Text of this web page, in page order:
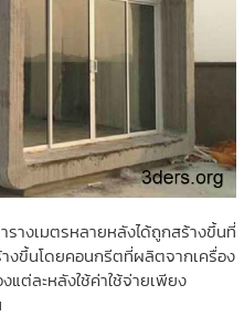
างเมตรหลายหลังได้ถูกสร้างขึ้นที่
างขึ้นโดยคอนกรีตที่ผลิตจากเครื่อง
ต่ละหลังใช้ค่าใช้จ่ายเพียง